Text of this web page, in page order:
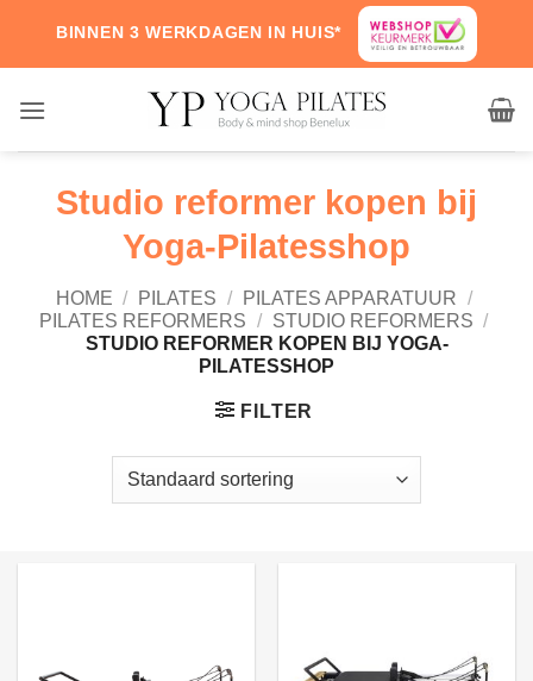
content
BINNEN 3 WERKDAGEN IN HUIS*
Studio reformer kopen bij
Yoga-Pilatesshop
HOME / PILATES / PILATES APPARATUUR /
PILATES REFORMERS / STUDIO REFORMERS /
STUDIO REFORMER KOPEN BIJ YOGA-
PILATESSHOP
FILTER